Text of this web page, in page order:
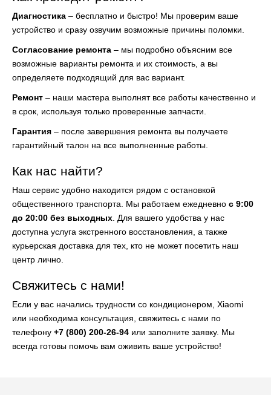
Диагностика – бесплатно и быстро! Мы проверим ваше
устройство и сразу озвучим возможные причины поломки.
Согласование ремонта – мы подробно объясним все
возможные варианты ремонта и их стоимость, а вы
определяете подходящий для вас вариант.
Ремонт – наши мастера выполнят все работы качественно и
в срок, используя только проверенные запчасти.
Гарантия – после завершения ремонта вы получаете
гарантийный талон на все выполненные работы.
Как нас найти?
Наш сервис удобно находится рядом с остановкой
общественного транспорта. Мы работаем ежедневно с 9:00
до 20:00 без выходных . Для вашего удобства у нас
доступна услуга экстренного восстановления, а также
курьерская доставка для тех, кто не может посетить наш
центр лично.
Свяжитесь с нами!
Если у вас начались трудности со кондиционером, Xiaomi
или необходима консультация, свяжитесь с нами по
телефону +7 (800) 200-26-94 или заполните заявку. Мы
всегда готовы помочь вам оживить ваше устройство!